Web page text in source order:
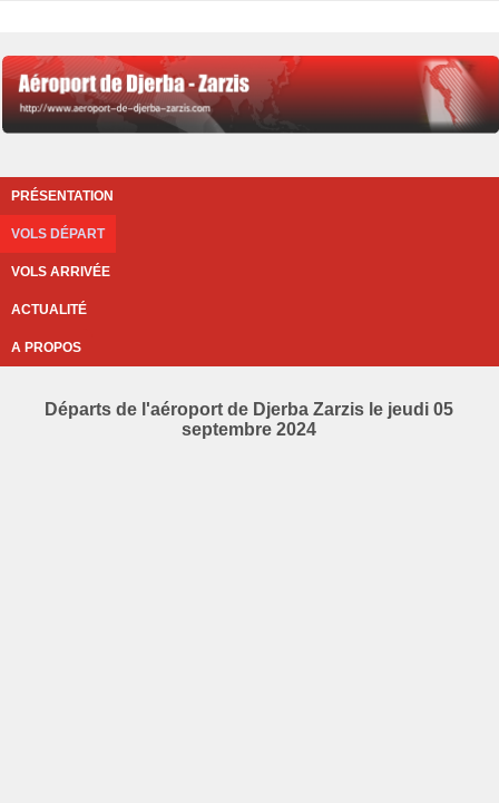
PRÉSENTATION
VOLS DÉPART
VOLS ARRIVÉE
ACTUALITÉ
A PROPOS
Départs de l'aéroport de Djerba Zarzis le jeudi 05
septembre 2024